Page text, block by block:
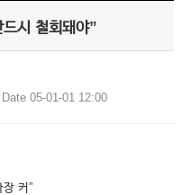
시 철회돼야”
Date 05-01-01 12:00
장 커”